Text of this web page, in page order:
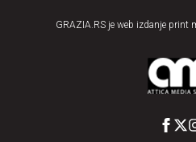
GRAZIA.RS je web izdanje print